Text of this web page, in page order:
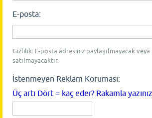
E-posta:
Gizlilik: E-posta adresiniz paylaşılmayacak
satılmayacaktır.
İstenmeyen Reklam Koruması:
Üç artı Dört = kaç eder? Rakamla yazınız